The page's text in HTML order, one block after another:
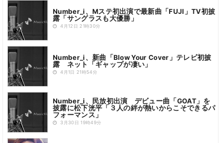
Number_i、Mステ初出演で最新曲「FUJI」TV初披
露「サングラスも大優勝」
4月12日 21時30分
Number_i、新曲「Blow Your Cover」テレビ初披
露 ネット「ギャップが凄い」
4月1日 21時54分
Number_i、民放初出演 デビュー曲「GOAT」を
披露に松下洸平「３人の絆が熱いからこそできるパ
フォーマンス」
3月30日 19時49分